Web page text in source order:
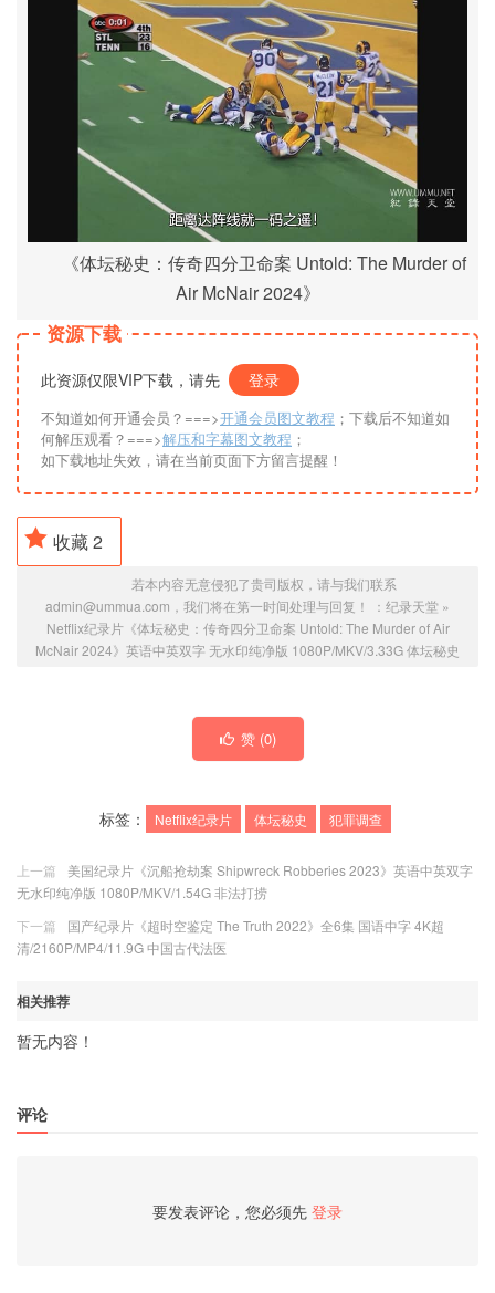
《体坛秘史：传奇四分卫命案 Untold: The Murder of
Air McNair 2024》
资源下载
此资源仅限VIP下载，请先 登录
不知道如何开通会员？===>开通会员图文教程 ；下载后不知道如
何解压观看？===>解压和字幕图文教程 ；
如下载地址失效，请在当前页面下方留言提醒！
收藏2
若本内容无意侵犯了贵司版权，请与我们联系
admin@ummua.com，我们将在第一时间处理与回复！ ： 纪录天堂 »
Netflix纪录片《体坛秘史：传奇四分卫命案 Untold: The Murder of Air
McNair 2024》英语中英双字 无水印纯净版 1080P/MKV/3.33G 体坛秘史
赞 (0)
标签： Netflix纪录片 体坛秘史 犯罪调查
上一篇
美国纪录片《沉船抢劫案 Shipwreck Robberies 2023》英语中英双字
无水印纯净版 1080P/MKV/1.54G 非法打捞
下一篇
国产纪录片《超时空鉴定 The Truth 2022》全6集 国语中字 4K超
清/2160P/MP4/11.9G 中国古代法医
相关推荐
暂无内容！
评论
要发表评论，您必须先 登录